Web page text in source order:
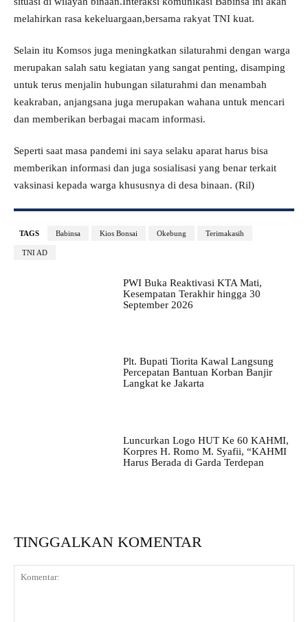
melahirkan rasa kekeluargaan,bersama rakyat TNI kuat.
Selain itu Komsos juga meningkatkan silaturahmi dengan warga
merupakan salah satu kegiatan yang sangat penting, disamping
untuk terus menjalin hubungan silaturahmi dan menambah
keakraban, anjangsana juga merupakan wahana untuk mencari
dan memberikan berbagai macam informasi.
Seperti saat masa pandemi ini saya selaku aparat harus bisa
memberikan informasi dan juga sosialisasi yang benar terkait
vaksinasi kepada warga khususnya di desa binaan. (Ril)
TAGS Babinsa Kios Bonsai Okebung Terimakasih
TNI AD
PWI Buka Reaktivasi KTA Mati,
Kesempatan Terakhir hingga 30
September 2026
Plt. Bupati Tiorita Kawal Langsung
Percepatan Bantuan Korban Banjir
Langkat ke Jakarta
Luncurkan Logo HUT Ke 60 KAHMI,
Korpres H. Romo M. Syafii, “KAHMI
Harus Berada di Garda Terdepan
TINGGALKAN KOMENTAR